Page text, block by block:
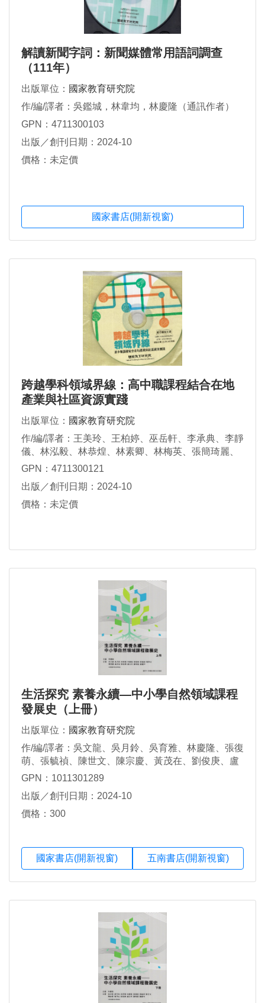
解讀新聞字詞：新聞媒體常用語詞調查
（111年）
出版單位： 國家教育研究院
作/編/譯者：吳鑑城，林韋均，林慶隆（通訊作者）
GPN：4711300103
出版／創刊日期：2024-10
價格：未定價
國家書店(開新視窗)
跨越學科領域界線：高中職課程結合在地
產業與社區資源實踐
出版單位： 國家教育研究院
作/編/譯者：王美玲、王柏婷、巫岳軒、李承典、李靜
儀、林泓毅、林恭煌、林素卿、林梅英、張簡琦麗、
莊馥瑜、陳文潔、陳怡妏、陳修平、陳雲釵、楊美
俠伶、藍天壕、蘇怡蓮、龔心怡
GPN：4711300121
出版／創刊日期：2024-10
價格：未定價
生活探究 素養永續—中小學自然領域課程
發展史（上冊）
出版單位： 國家教育研究院
作/編/譯者：吳文龍、吳月鈴、吳育雅、林慶隆、張復
萌、張毓禎、陳世文、陳宗慶、黃茂在、劉俊庚、盧
玉玲、謝鳴鳳、鐘建坪
GPN：1011301289
出版／創刊日期：2024-10
價格：300
國家書店(開新視窗) 五南書店(開新視窗)